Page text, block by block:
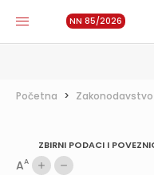
NN 85/2026
Početna > Zakonodavstvo
ZBIRNI PODACI I
AA